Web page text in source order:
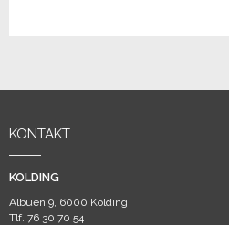
KONTAKT
KOLDING
Albuen 9, 6000 Kolding
Tlf. 76 30 70 54